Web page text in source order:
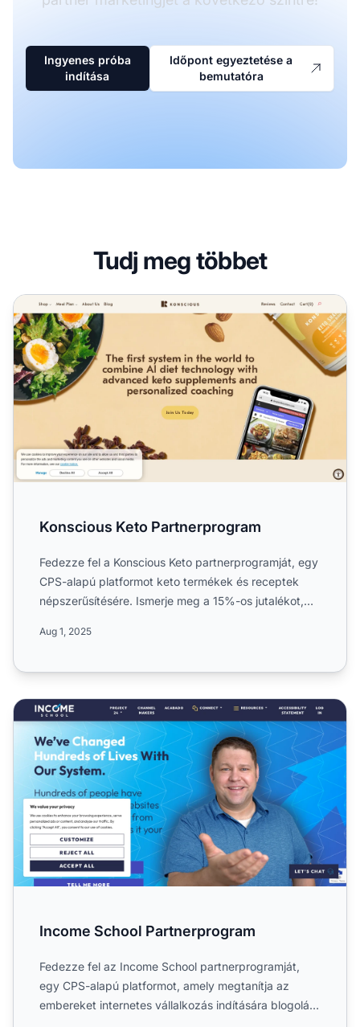
Ingyenes próba
indítása
Időpont egyeztetése a
bemutatóra
Tudj meg többet
Konscious Keto Partnerprogram
Konscious Keto Partnerprogram
Fedezze fel a Konscious Keto partnerprogramját, egy
CPS-alapú platformot keto termékek és receptek
népszerűsítésére. Ismerje meg a 15%-os jutalékot,
Aug 1, 2025
Income School Partnerprogram
Income School Partnerprogram
Fedezze fel az Income School partnerprogramját,
egy CPS-alapú platformot, amely megtanítja az
embereket internetes vállalkozás indítására blogolás